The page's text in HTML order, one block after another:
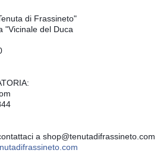
di Frassineto"
"Vicinale del Duca
a shop@tenutadifrassineto.com